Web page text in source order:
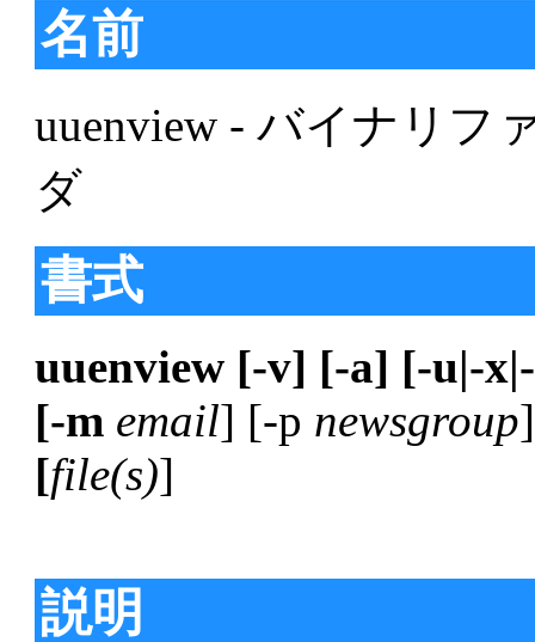
名前
uuenview - バイナリフ
ダ
書式
uuenview [-v] [-a] [-u|-
[-m email] [-p newsgroup
[file(s)]
説明